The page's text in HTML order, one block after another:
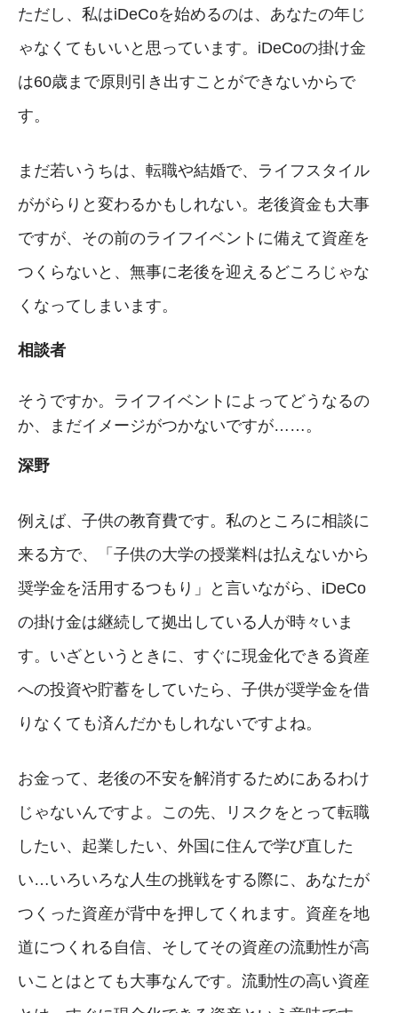
ただし、私はiDeCoを始めるのは、あなたの年じ
ゃなくてもいいと思っています。iDeCoの掛け金
は60歳まで原則引き出すことができないからで
す。
まだ若いうちは、転職や結婚で、ライフスタイル
ががらりと変わるかもしれない。老後資金も大事
ですが、その前のライフイベントに備えて資産を
つくらないと、無事に老後を迎えるどころじゃな
くなってしまいます。
相談者
そうですか。ライフイベントによってどうなるの
か、まだイメージがつかないですが……。
深野
例えば、子供の教育費です。私のところに相談に
来る方で、「子供の大学の授業料は払えないから
奨学金を活用するつもり」と言いながら、iDeCo
の掛け金は継続して拠出している人が時々いま
す。いざというときに、すぐに現金化できる資産
への投資や貯蓄をしていたら、子供が奨学金を借
りなくても済んだかもしれないですよね。
お金って、老後の不安を解消するためにあるわけ
じゃないんですよ。この先、リスクをとって転職
したい、起業したい、外国に住んで学び直した
い…いろいろな人生の挑戦をする際に、あなたが
つくった資産が背中を押してくれます。資産を地
道につくれる自信、そしてその資産の流動性が高
いことはとても大事なんです。流動性の高い資産